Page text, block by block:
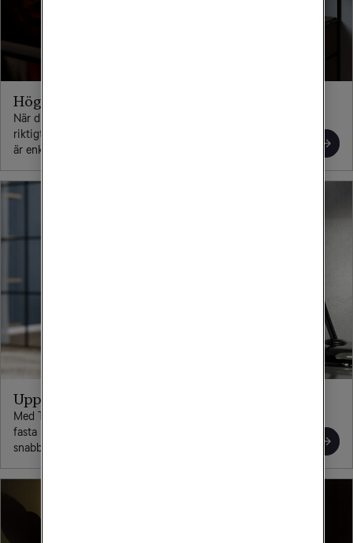
Högklassiga wifi-routers
När du köper bredband från Tele2 så kan du alltid välja en
riktigt bra wifi-router. Den ger dig snabb och stabil surf och
är enkel att komma igång med.
Uppkoppling i alla rum
Med Tele2 Wifi-förstärkare förlänger du täckningen för ditt
fasta bredband så att du som bor i en större bostad får
snabb och stabil uppkoppling i alla rum.